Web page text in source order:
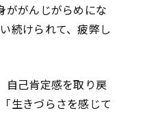
ががんじがらめにな
続けられて、疲弊し
自己肯定感を取り戻
生きづらさを感じて